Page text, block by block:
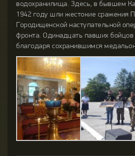
водохранилища. Здесь, в бывшем
1942 году шли жестокие сражения
Городищенской наступательной
фронта. Одинадцать павших бойцов
благодаря сохранившимся